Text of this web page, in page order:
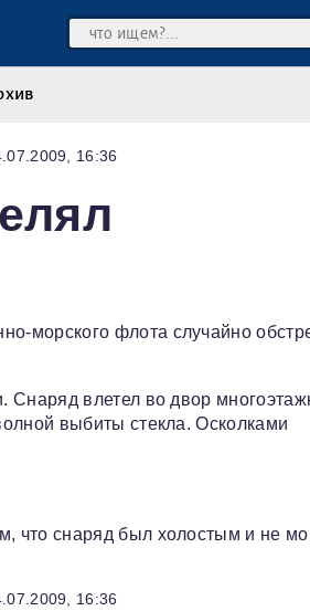
16:36
морского флота случайно
Снаряд влетел во двор
выбиты стекла. Осколками
что снаряд был холостым и не
16:36